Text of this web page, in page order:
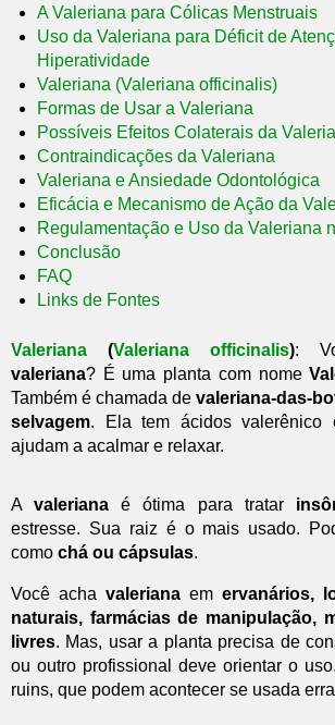
A Valeriana para Cólicas Menstruais
Uso da Valeriana para Déficit de
Hiperatividade
Valeriana (Valeriana officinalis)
Formas de Usar a Valeriana
Possíveis Efeitos Colaterais da
Contraindicações da Valeriana
Valeriana e Ansiedade Odontológica
Eficácia e Mecanismo de Ação da
Regulamentação e Uso da Valeriana
Conclusão
FAQ
Links de Fontes
Valeriana (Valeriana officinalis):
valeriana? É uma planta com nome
Também é chamada de valeriana-das-
selvagem. Ela tem ácidos valerênico
ajudam a acalmar e relaxar.
Avaleriana é ótima para tratar
estresse. Sua raiz é o mais usado.
como chá ou cápsulas.
Você acha valeriana em ervanários,
naturais, farmácias de manipulação,
livres. Mas, usar a planta precisa de
ou outro profissional deve orientar o
ruins, que podem acontecer se usada